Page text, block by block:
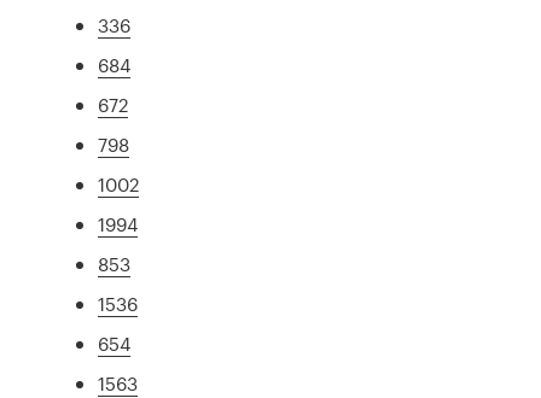
336
684
672
798
1002
1994
853
1536
654
1563